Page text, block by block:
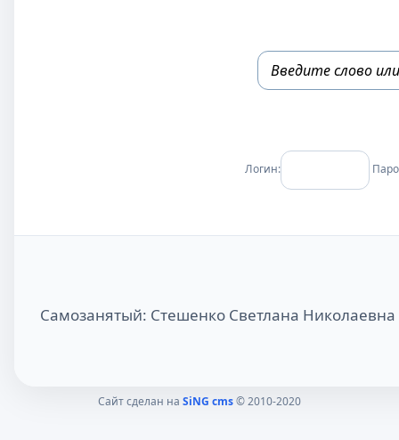
Логин:
Самозанятый: Стешенко Светлана
Сайт сделан на SiNG cms© 2010-2020